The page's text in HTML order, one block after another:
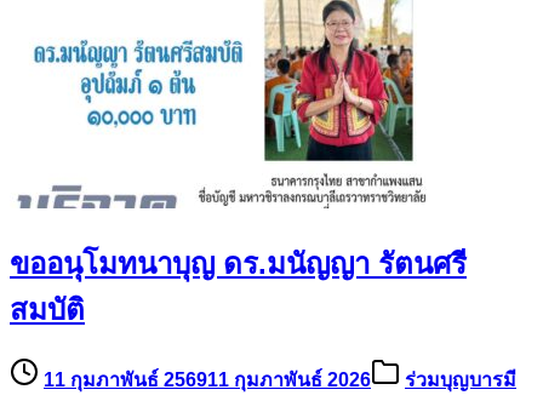
ขออนุโมทนาบุญ ดร.มนัญญา รัตนศรี
สมบัติ
11 กุมภาพันธ์ 256911 กุมภาพันธ์ 2026 ร่วมบุญบารมี